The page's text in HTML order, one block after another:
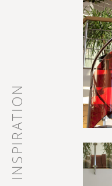
INSPIRATION